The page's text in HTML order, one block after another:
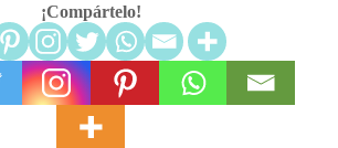
¡Compártelo!